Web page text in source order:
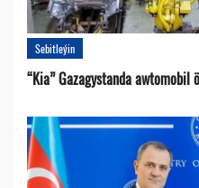
Sebitleýin
“Kia” Gazagystanda